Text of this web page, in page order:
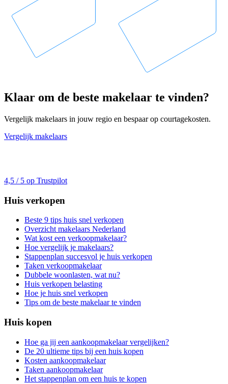
Klaar om de beste makelaar te vinden?
Vergelijk makelaars in jouw regio en bespaar op courtagekosten.
Vergelijk makelaars
4,5 / 5 op Trustpilot
Huis verkopen
Beste 9 tips huis snel verkopen
Overzicht makelaars Nederland
Wat kost een verkoopmakelaar?
Hoe vergelijk je makelaars?
Stappenplan succesvol je huis verkopen
Taken verkoopmakelaar
Dubbele woonlasten, wat nu?
Huis verkopen belasting
Hoe je huis snel verkopen
Tips om de beste makelaar te vinden
Huis kopen
Hoe ga jij een aankoopmakelaar vergelijken?
De 20 ultieme tips bij een huis kopen
Kosten aankoopmakelaar
Taken aankoopmakelaar
Het stappenplan om een huis te kopen